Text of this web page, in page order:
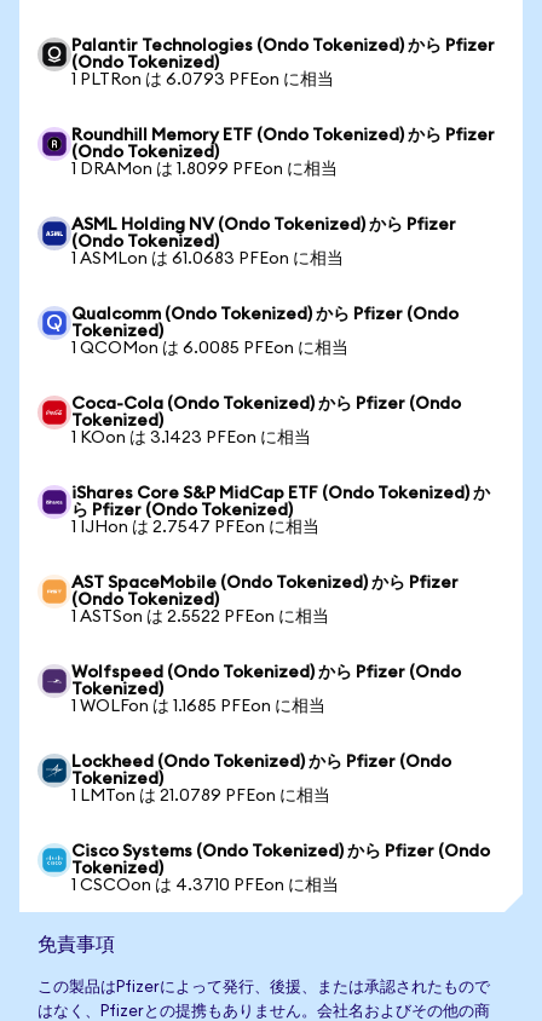
Palantir Technologies (Ondo Tokenized) から Pfizer
(Ondo Tokenized)
1 PLTRon は 6.0793 PFEon に相当
Roundhill Memory ETF (Ondo Tokenized) から Pfizer
(Ondo Tokenized)
1 DRAMon は 1.8099 PFEon に相当
ASML Holding NV (Ondo Tokenized) から Pfizer
(Ondo Tokenized)
1 ASMLon は 61.0683 PFEon に相当
Qualcomm (Ondo Tokenized) から Pfizer (Ondo
Tokenized)
1 QCOMon は 6.0085 PFEon に相当
Coca-Cola (Ondo Tokenized) から Pfizer (Ondo
Tokenized)
1 KOon は 3.1423 PFEon に相当
iShares Core S&P MidCap ETF (Ondo Tokenized) か
ら Pfizer (Ondo Tokenized)
1 IJHon は 2.7547 PFEon に相当
AST SpaceMobile (Ondo Tokenized) から Pfizer
(Ondo Tokenized)
1 ASTSon は 2.5522 PFEon に相当
Wolfspeed (Ondo Tokenized) から Pfizer (Ondo
Tokenized)
1 WOLFon は 1.1685 PFEon に相当
Lockheed (Ondo Tokenized) から Pfizer (Ondo
Tokenized)
1 LMTon は 21.0789 PFEon に相当
Cisco Systems (Ondo Tokenized) から Pfizer (Ondo
Tokenized)
1 CSCOon は 4.3710 PFEon に相当
免責事項
この製品はPfizerによって発行、後援、または承認されたもので
はなく、Pfizerとの提携もありません。会社名およびその他の商